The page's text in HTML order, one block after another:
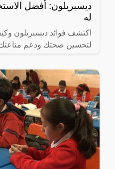
ديسبريلون: أفضل
له
اكتشف فوائد ديسبريلون
لتحسين صحتك ودعم